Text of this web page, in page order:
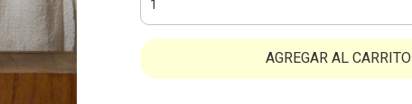
AGREGAR AL CARRITO